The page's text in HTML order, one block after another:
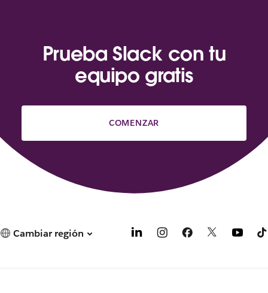
Prueba Slack con tu
equipo gratis
COMENZAR
Cambiar región